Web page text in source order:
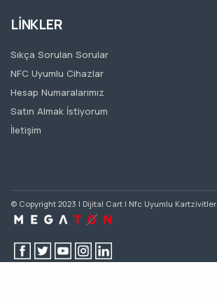
LİNKLER
Sıkça Sorulan Sorular
NFC Uyumlu Cihazlar
Hesap Numaralarımız
Satın Almak İstiyorum
İletişim
© Copyright 2023 | Dijital Cart | Nfc Uyumlu Kartzivitler